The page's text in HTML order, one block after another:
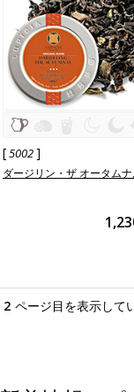
[5002]
ダージリン・ザ オータム
2 ページ目を表示して